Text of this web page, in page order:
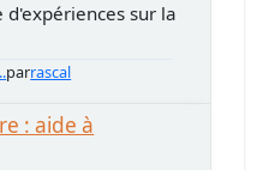
d'expériences sur la
parrascal
: aide à